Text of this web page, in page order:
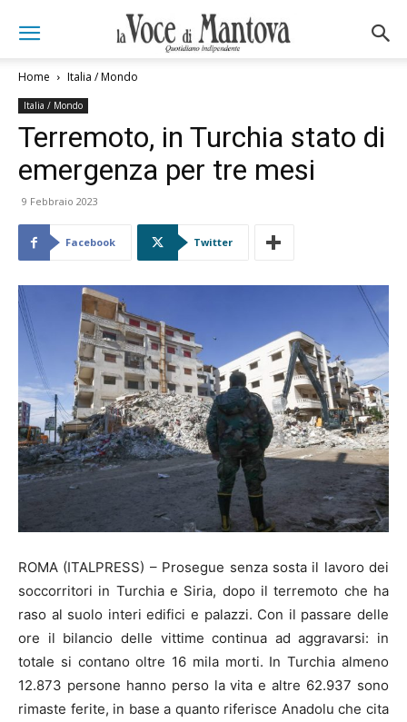
Home Italia / Mondo
Italia / Mondo
Terremoto, in Turchia stato di
emergenza per tre mesi
9 Febbraio 2023
Facebook Twitter
ROMA (ITALPRESS) – Prosegue senza sosta il lavoro dei
soccorritori in Turchia e Siria, dopo il terremoto che ha
raso al suolo interi edifici e palazzi. Con il passare delle
ore il bilancio delle vittime continua ad aggravarsi: in
totale si contano oltre 16 mila morti. In Turchia almeno
12.873 persone hanno perso la vita e altre 62.937 sono
rimaste ferite, in base a quanto riferisce Anadolu che cita